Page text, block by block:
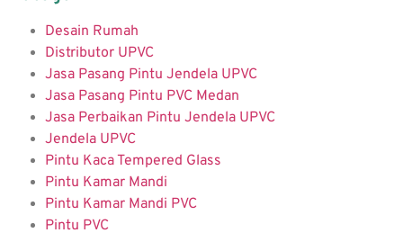
Desain Rumah
Distributor UPVC
Jasa Pasang Pintu Jendela UPVC
Jasa Pasang Pintu PVC Medan
Jasa Perbaikan Pintu Jendela UPVC
Jendela UPVC
Pintu Kaca Tempered Glass
Pintu Kamar Mandi
Pintu Kamar Mandi PVC
Pintu PVC